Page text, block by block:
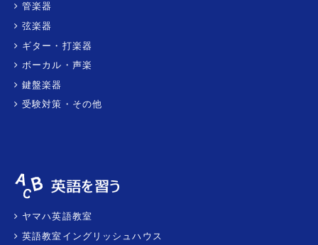
管楽器
弦楽器
ギター・打楽器
ボーカル・声楽
鍵盤楽器
受験対策・その他
ヤマハ英語教室
英語教室イングリッシュハウス